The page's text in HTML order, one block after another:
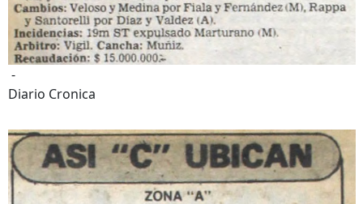
-
Diario Cronica